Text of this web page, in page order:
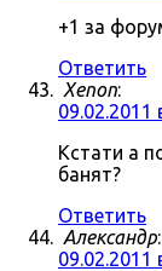
+1 за
Ответить
Xenon:
09.02.2011
Кстати а
банят?
Ответить
Александр:
09.02.2011